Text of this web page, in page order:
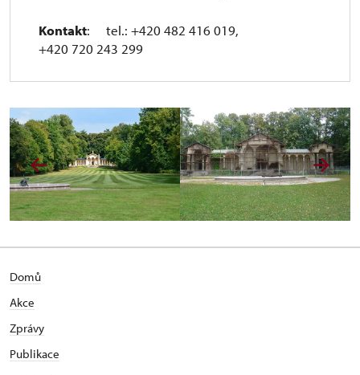
Kontakt: tel.: +420 482 416 019,
+420 720 243 299
Domů
Akce
Zprávy
Publikace